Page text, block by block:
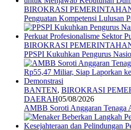
BIROKRASI
Penguatan Kompetensi Lulusan
BIROKRASI
PPSPI Kukuhkan Pengurus
BANTEN, BIROKRASI
DAERAH05/08/2026
AMBB Soroti Anggaran